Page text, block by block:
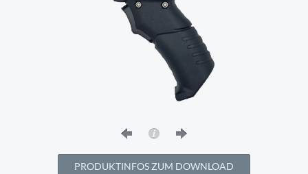
PRODUKTINFOS ZUM DOWNLOAD